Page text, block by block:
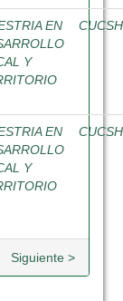
EN
Y
CUCSH
EN
Y
CUCSH
Siguiente >